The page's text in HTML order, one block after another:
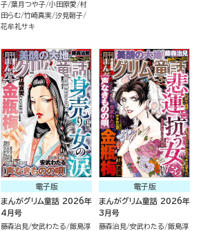
子 葉月つや子 小田原愛 村
田らむ 竹崎真実 汐見朝子
花牟礼サキ
電子版
まんがグリム童話 2026年
4月号
藤森治見 安武わたる 飯島淳
電子版
まんがグリム童話 2026年
3月号
藤森治見 安武わたる 飯島淳